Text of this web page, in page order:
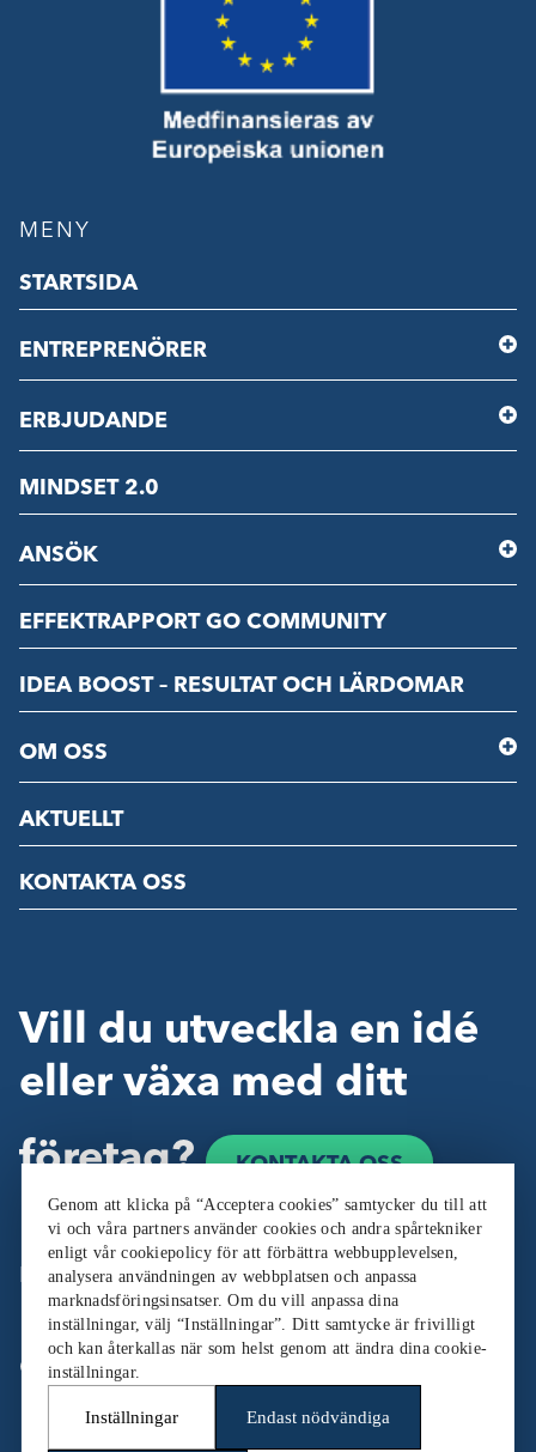
MENY
STARTSIDA
ENTREPRENÖRER
ERBJUDANDE
MINDSET 2.0
ANSÖK
EFFEKTRAPPORT GO COMMUNITY
IDEA BOOST – RESULTAT OCH LÄRDOMAR
OM OSS
AKTUELLT
KONTAKTA OSS
Vill du utveckla en idé
eller växa med ditt
företag?
KONTAKTA OSS
Följ oss:
Cookieinställningar
Genom att klicka på “Acceptera cookies” samtycker du till att
vi och våra partners använder cookies och andra spårtekniker
enligt vår cookiepolicy för att förbättra webbupplevelsen,
analysera användningen av webbplatsen och anpassa
marknadsföringsinsatser. Om du vill anpassa dina
inställningar, välj “Inställningar”. Ditt samtycke är frivilligt
och kan återkallas när som helst genom att ändra dina cookie-
inställningar.
Inställningar Endast nödvändiga